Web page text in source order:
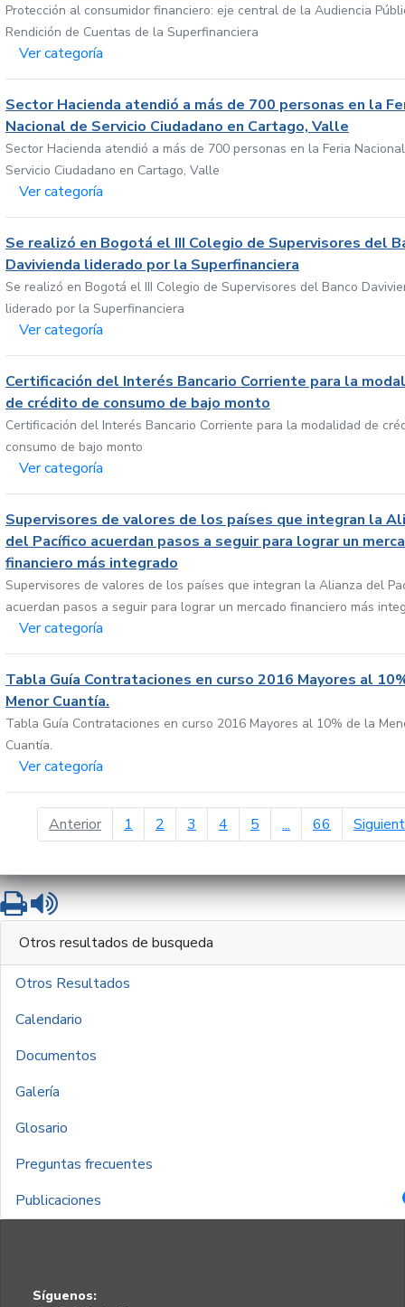
Protección al consumidor financiero: eje central de la Audiencia
Rendición de Cuentas de la Superfinanciera
Ver categoría
Sector Hacienda atendió a más de 700 personas en la
Nacional de Servicio Ciudadano en Cartago, Valle
Sector Hacienda atendió a más de 700 personas en la Feria
Servicio Ciudadano en Cartago, Valle
Ver categoría
Se realizó en Bogotá el III Colegio de Supervisores del
Davivienda liderado por la Superfinanciera
Se realizó en Bogotá el III Colegio de Supervisores del Banco
liderado por la Superfinanciera
Ver categoría
Certificación del Interés Bancario Corriente para la
de crédito de consumo de bajo monto
Certificación del Interés Bancario Corriente para la modalidad de
consumo de bajo monto
Ver categoría
Supervisores de valores de los países que integran la
del Pacífico acuerdan pasos a seguir para lograr un
financiero más integrado
Supervisores de valores de los países que integran la Alianza del
acuerdan pasos a seguir para lograr un mercado financiero más
Ver categoría
Tabla Guía Contrataciones en curso 2016 Mayores al
Menor Cuantía.
Tabla Guía Contrataciones en curso 2016 Mayores al 10% de la
Cuantía.
Ver categoría
Anteriorpágina anterior
1 2 3 4 5 ... 66
ImprimirLeer contenido
Otros resultados de busqueda
Otros Resultados
Calendario
Documentos
Galería
Glosario
Preguntas frecuentes
Publicaciones
Síguenos: